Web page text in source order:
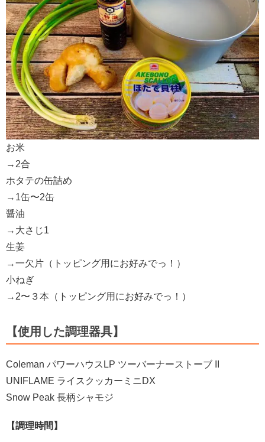
お米
→2合
ホタテの缶詰め
→1缶〜2缶
醤油
→大さじ1
生姜
→一欠片（トッピング用にお好みでっ！）
小ねぎ
→2〜３本（トッピング用にお好みでっ！）
【使用した調理器具】
Coleman パワーハウスLP ツーバーナーストーブ II
UNIFLAME ライスクッカーミニDX
Snow Peak 長柄シャモジ
【調理時間】